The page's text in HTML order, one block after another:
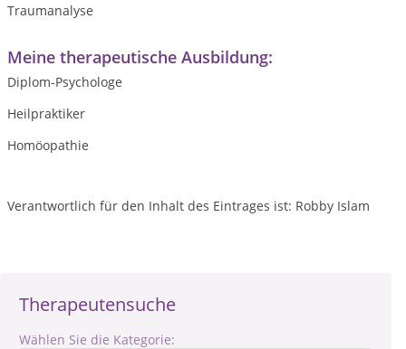
Therapeutensuche
Wählen Sie die Kategorie:
Traumanalyse
Meine therapeutische Ausbildung:
Diplom-Psychologe
Heilpraktiker
Homöopathie
Verantwortlich für den Inhalt des Eintrages ist: Robby Islam